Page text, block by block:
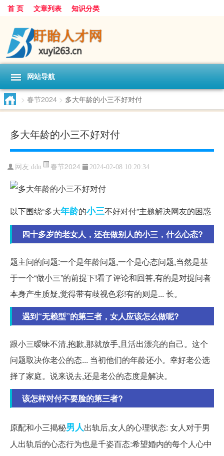
首 页 文章列表 知识分类
网站导航
> 春节2024 > 多大年龄的小三不好对付
多大年龄的小三不好对付
网友:ddn 春节2024 2024-02-08 10:20:34
以下围绕“多大年龄的小三不好对付”主题解决网友的困惑
四十多岁的老女人，还在做别人的小三，什么心态?
题主问的问题:一个是年龄问题,一个是心态问题,当然是基
于一个“做小三”的前提下!看了评论和回答,有的是对提问者
本身产生质疑,觉得带有歧视色彩!有的则是... 长。
遇到“无赖型”的第三者，女人应该怎么做呢?
跟小三暧昧不清,抱歉,那就放手,且活出漂亮的自己。这个
问题取决你老公的态... 当初他们的年龄还小。幸好老公选
择了家庭。说来说去,还是老公的态度是解决。
该怎样对付不要脸的第三者?
原配和小三揭秘男人出轨后,女人的心理状态: 女人对于男
人出轨后的心态行为也是千姿百态:希望婚内的每个人心中